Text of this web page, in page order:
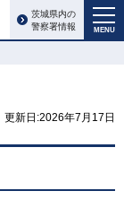
MENU
茨城県内の
警察署情報
更新日:2026年7月17日